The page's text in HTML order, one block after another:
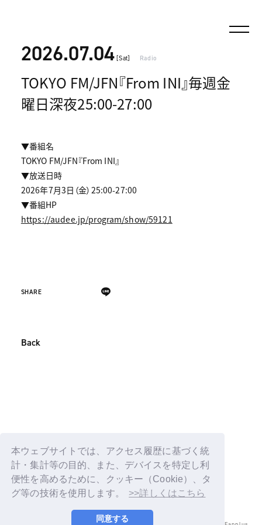
本ウェブサイトでは、アクセス履歴に基づく統
計・集計等の目的、また、デバイスを特定し利
便性を高めるために、クッキー（Cookie）、タ
グ等の技術を使用します。
>>詳しくはこちら
同意する
2026.07.04 [Sat] Radio
TOKYO FM/JFN『From INI』毎週金
曜日深夜25:00-27:00
▼番組名
TOKYO FM/JFN『From INI』
▼放送日時
2026年7月3日（金）25:00-27:00
▼番組HP
https://audee.jp/program/show/59121
SHARE
Back